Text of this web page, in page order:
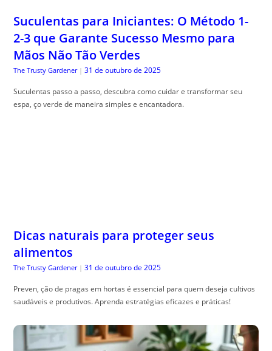
Suculentas para Iniciantes: O Método 1-
2-3 que Garante Sucesso Mesmo para
Mãos Não Tão Verdes
The Trusty Gardener | 31 de outubro de 2025
Suculentas passo a passo, descubra como cuidar e transformar seu
espa, ço verde de maneira simples e encantadora.
Dicas naturais para proteger seus
alimentos
The Trusty Gardener | 31 de outubro de 2025
Preven, ção de pragas em hortas é essencial para quem deseja cultivos
saudáveis e produtivos. Aprenda estratégias eficazes e práticas!